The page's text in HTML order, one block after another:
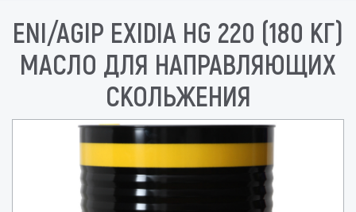
ENI/AGIP EXIDIA HG 220 (180 КГ)
МАСЛО ДЛЯ НАПРАВЛЯЮЩИХ
СКОЛЬЖЕНИЯ